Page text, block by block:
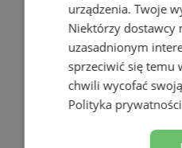
urządzenia. Twoje
Niektórzy dostawcy
uzasadnionym
sprzeciwić się temu
chwili wycofać
Polityka prywatności